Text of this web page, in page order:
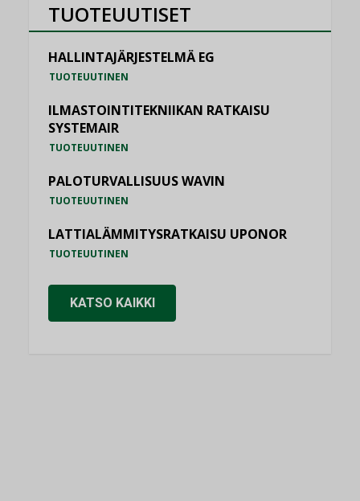
TUOTEUUTISET
HALLINTAJÄRJESTELMÄ EG
TUOTEUUTINEN
ILMASTOINTITEKNIIKAN RATKAISU
SYSTEMAIR
TUOTEUUTINEN
PALOTURVALLISUUS WAVIN
TUOTEUUTINEN
LATTIALÄMMITYSRATKAISU UPONOR
TUOTEUUTINEN
KATSO KAIKKI